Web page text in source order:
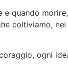
e quando
coltiviamo,
ogni